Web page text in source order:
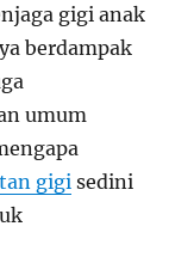
gigi anak
berdampak
umum
gigi sedini